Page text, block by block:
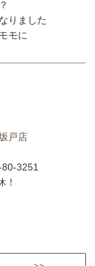
りました
モに
戸店
3251
！